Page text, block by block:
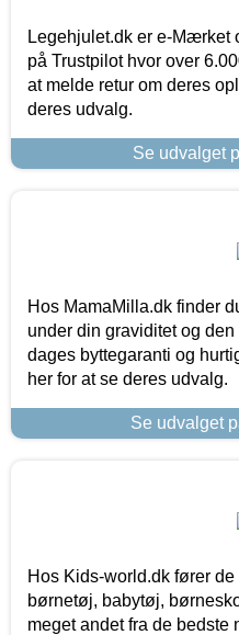
Legehjulet.dk er e-Mærket
på Trustpilot hvor over
at melde retur om deres
deres udvalg.
Se udvalget
Hos MamaMilla.dk finder
under din graviditet og
dages byttegaranti og
her for at se deres udvalg.
Se udvalget
Hos Kids-world.dk fører
børnetøj, babytøj,
meget andet fra de